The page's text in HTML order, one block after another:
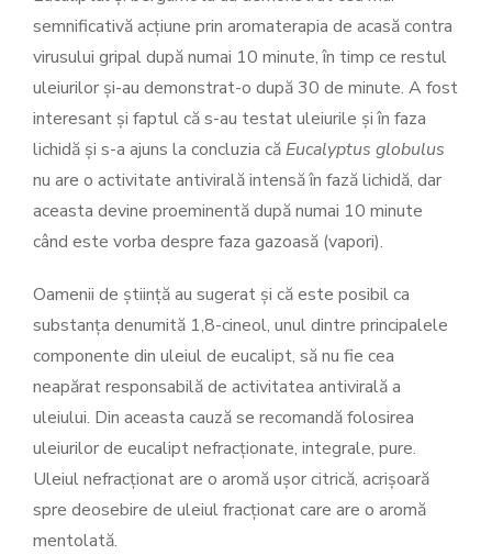
semnificativă acțiune prin aromaterapia de acasă contra
virusului gripal după numai 10 minute, în timp ce restul
uleiurilor și-au demonstrat-o după 30 de minute. A fost
interesant și faptul că s-au testat uleiurile și în faza
lichidă și s-a ajuns la concluzia că Eucalyptus globulus
nu are o activitate antivirală intensă în fază lichidă, dar
aceasta devine proeminentă după numai 10 minute
când este vorba despre faza gazoasă (vapori).
Oamenii de știință au sugerat și că este posibil ca
substanța denumită 1,8-cineol, unul dintre principalele
componente din uleiul de eucalipt, să nu fie cea
neapărat responsabilă de activitatea antivirală a
uleiului. Din aceasta cauză se recomandă folosirea
uleiurilor de eucalipt nefracționate, integrale, pure.
Uleiul nefracționat are o aromă ușor citrică, acrișoară
spre deosebire de uleiul fracționat care are o aromă
mentolată.